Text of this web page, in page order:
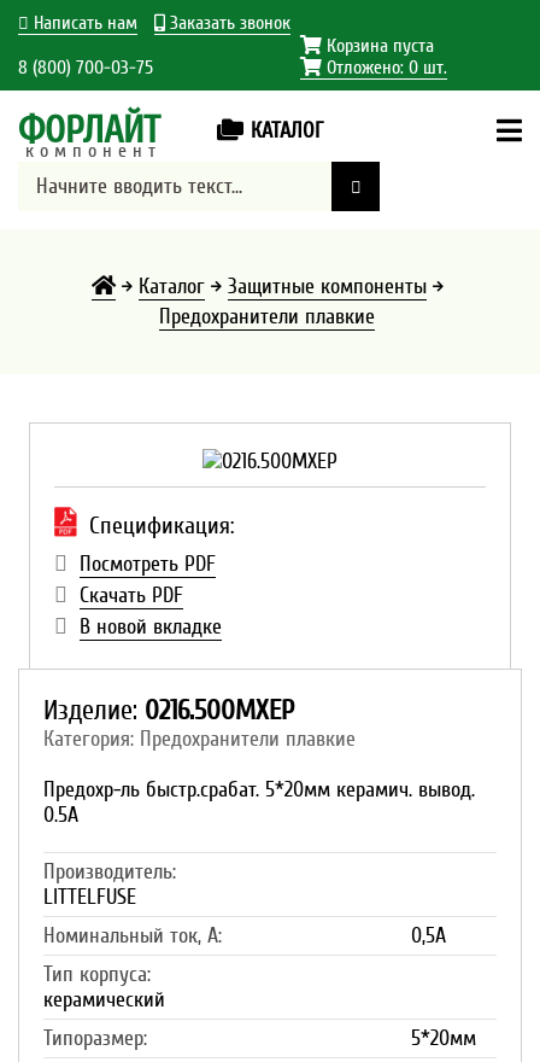
Написать нам Заказать звонок
8 (800) 700-03-75
Корзина пуста
Отложено: 0шт.
ФОРЛАЙТ
компонент
КАТАЛОГ
Каталог
Защитные компоненты
Предохранители плавкие
Спецификация:
Посмотреть PDF
Скачать PDF
В новой вкладке
Изделие: 0216.500MXEP
Категория: Предохранители плавкие
Предохр-ль быстр.срабат. 5*20мм керамич. вывод.
0.5A
Производитель:
LITTELFUSE
Номинальный ток, А:
0,5A
Тип корпуса:
керамический
Типоразмер:
5*20мм